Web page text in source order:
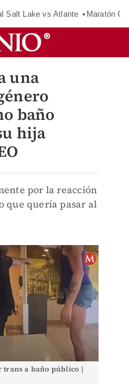
Salt Lake vs Atlante Maratón
una
baño
hija
por la reacción
que quería pasar al
trans a baño público |